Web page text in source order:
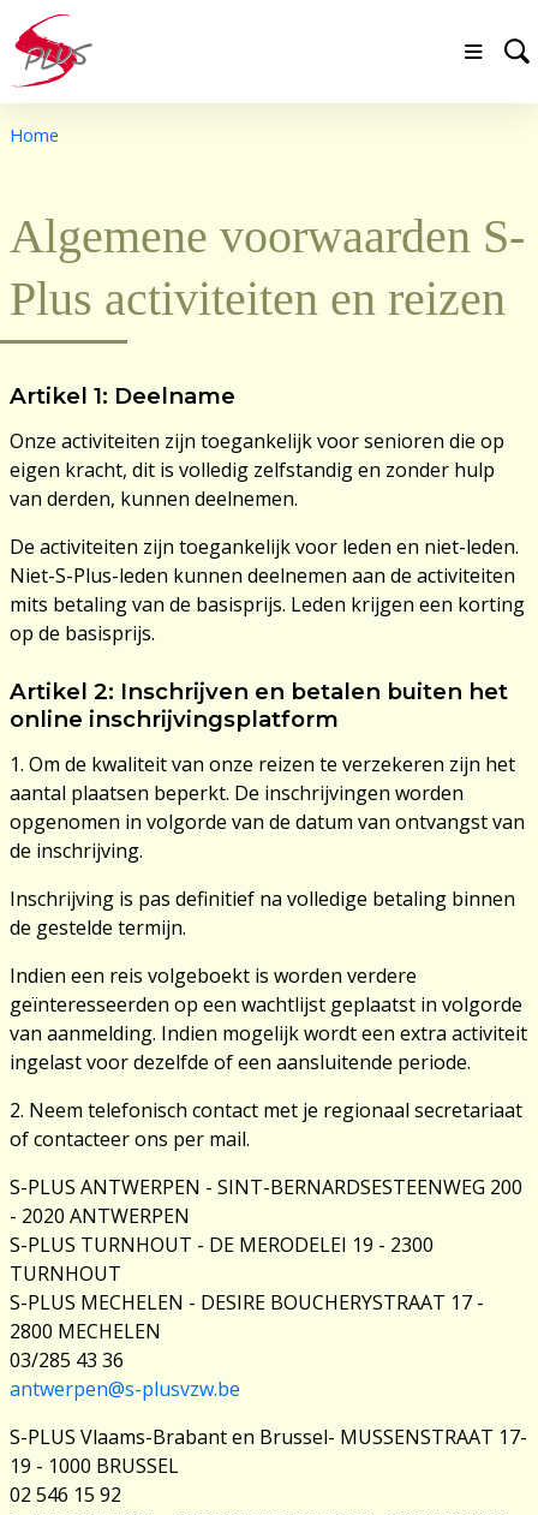
Home
Algemene voorwaarden S-
Plus activiteiten en reizen
Artikel 1: Deelname
Onze activiteiten zijn toegankelijk voor senioren die op
eigen kracht, dit is volledig zelfstandig en zonder hulp
van derden, kunnen deelnemen.
De activiteiten zijn toegankelijk voor leden en niet-leden.
Niet-S-Plus-leden kunnen deelnemen aan de activiteiten
mits betaling van de basisprijs. Leden krijgen een korting
op de basisprijs.
Artikel 2: Inschrijven en betalen buiten het
online inschrijvingsplatform
1. Om de kwaliteit van onze reizen te verzekeren zijn het
aantal plaatsen beperkt. De inschrijvingen worden
opgenomen in volgorde van de datum van ontvangst van
de inschrijving.
Inschrijving is pas definitief na volledige betaling binnen
de gestelde termijn.
Indien een reis volgeboekt is worden verdere
geïnteresseerden op een wachtlijst geplaatst in volgorde
van aanmelding. Indien mogelijk wordt een extra activiteit
ingelast voor dezelfde of een aansluitende periode.
2. Neem telefonisch contact met je regionaal secretariaat
of contacteer ons per mail.
S-PLUS ANTWERPEN - SINT-BERNARDSESTEENWEG 200
- 2020 ANTWERPEN
S-PLUS TURNHOUT - DE MERODELEI 19 - 2300
TURNHOUT
S-PLUS MECHELEN - DESIRE BOUCHERYSTRAAT 17 -
2800 MECHELEN
03/285 43 36
antwerpen@s-plusvzw.be
S-PLUS Vlaams-Brabant en Brussel- MUSSENSTRAAT 17-
19 - 1000 BRUSSEL
02 546 15 92